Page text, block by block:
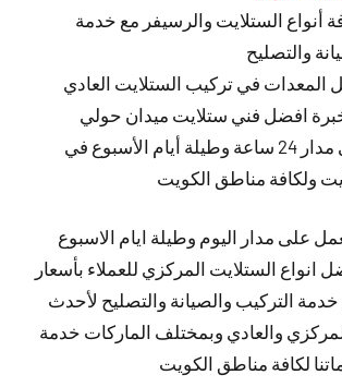
أنواع الستلايت والرسيفر مع خدمة
والتصليح
في تركيب الستلايت العادي
افضل فني ستلايت ميدان حولي
متوفرون على مدار 24 ساعة وطيلة أيام الأسبوع في
ولكافة مناطق الكويت
على مدار اليوم وطيلة ايام الاسبوع
انواع الستلايت المركزي للعملاء بأسعار
التركيب والصيانة والتصليح لأحدث
والعادي وبمختلف الماركات خدمة
لكافة مناطق الكويت